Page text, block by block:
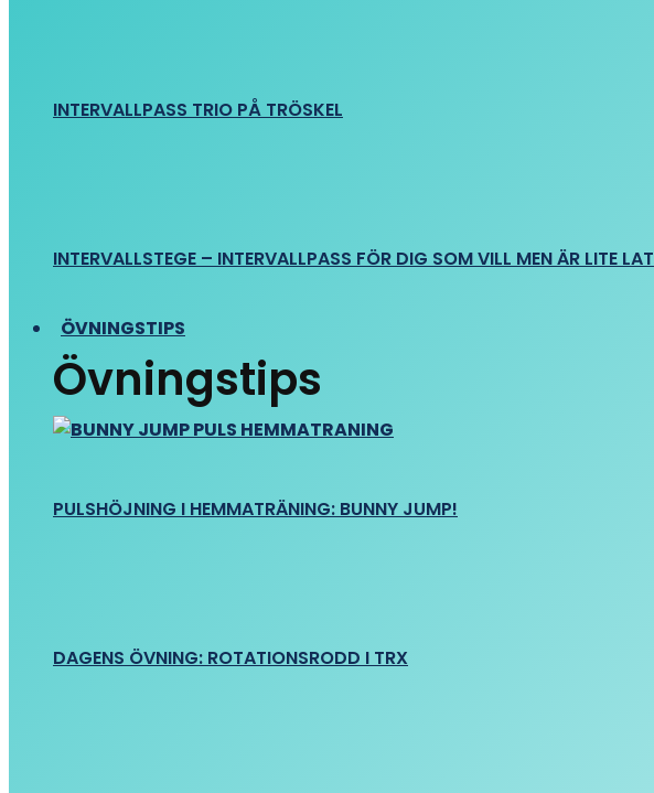
INTERVALLPASS TRIO PÅ TRÖSKEL
INTERVALLSTEGE – INTERVALLPASS FÖR DIG SOM VILL MEN ÄR LITE LAT
ÖVNINGSTIPS
Övningstips
PULSHÖJNING I HEMMATRÄNING: BUNNY JUMP!
DAGENS ÖVNING: ROTATIONSRODD I TRX